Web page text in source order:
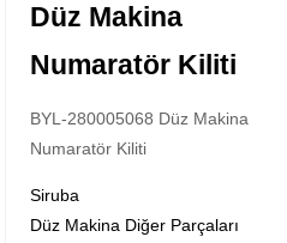
Düz Makina
Numaratör Kiliti
BYL-280005068 Düz Makina
Numaratör Kiliti
Siruba
Düz Makina Diğer Parçaları